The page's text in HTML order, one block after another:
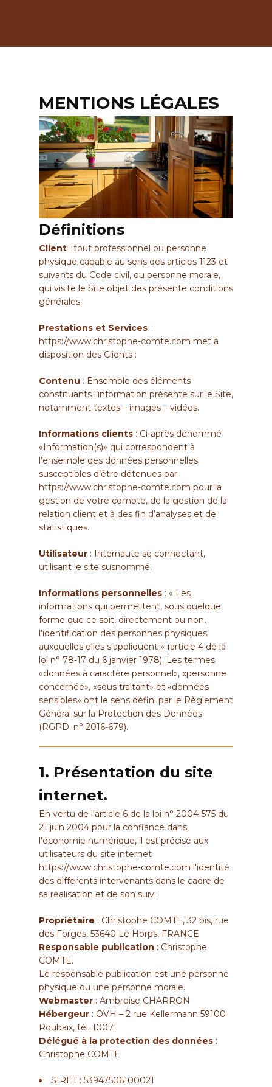
MENTIONS LÉGALES
Définitions
Client : tout professionnel ou personne
physique capable au sens des articles 1123 et
suivants du Code civil, ou personne morale,
qui visite le Site objet des présente conditions
générales.
Prestations et Services :
https://www.christophe-comte.com met à
disposition des Clients :
Contenu : Ensemble des éléments
constituants l’information présente sur le Site,
notamment textes – images – vidéos.
Informations clients : Ci-après dénommé
«Information(s)» qui correspondent à
l’ensemble des données personnelles
susceptibles d’être détenues par
https://www.christophe-comte.com pour la
gestion de votre compte, de la gestion de la
relation client et à des fin d’analyses et de
statistiques.
Utilisateur : Internaute se connectant,
utilisant le site susnommé.
Informations personnelles : « Les
informations qui permettent, sous quelque
forme que ce soit, directement ou non,
l'identification des personnes physiques
auxquelles elles s'appliquent » (article 4 de la
loi n° 78-17 du 6 janvier 1978). Les termes
«données à caractère personnel», «personne
concernée», «sous traitant» et «données
sensibles» ont le sens défini par le Règlement
Général sur la Protection des Données
(RGPD: n° 2016-679).
1. Présentation du site
internet.
En vertu de l'article 6 de la loi n° 2004-575 du
21 juin 2004 pour la confiance dans
l'économie numérique, il est précisé aux
utilisateurs du site internet
https://www.christophe-comte.com l'identité
des différents intervenants dans le cadre de
sa réalisation et de son suivi:
Propriétaire : Christophe COMTE, 32 bis, rue
des Forges, 53640 Le Horps, FRANCE
Responsable publication : Christophe
COMTE.
Le responsable publication est une personne
physique ou une personne morale.
Webmaster : Ambroise CHARRON
Hébergeur : OVH – 2 rue Kellermann 59100
Roubaix, tél. 1007.
Délégué à la protection des données :
Christophe COMTE
SIRET : 53947506100021